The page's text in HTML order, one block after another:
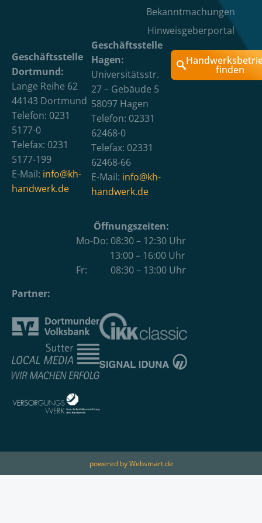
Bekanntmachungen
Hinweisgeberportal
Geschäftsstelle
Dortmund:
Lange Reihe 62
44143 Dortmund
Telefon: 0231
5177-0
Telefax: 0231
5177-199
E-Mail: info@kh-
handwerk.de
Geschäftsstelle
Hagen:
Universitätsstr.
27 – Gebäude 5
58097 Hagen
Telefon: 02331
62468-0
Telefax: 02331
62468-66
E-Mail: info@kh-
handwerk.de
finden
Öffnungszeiten:
Mo-Do: 08:30 – 12:30 Uhr
13:00 – 16:00 Uhr
Fr: 08:30 – 13:00 Uhr
Partner:
powered by Websmart.de